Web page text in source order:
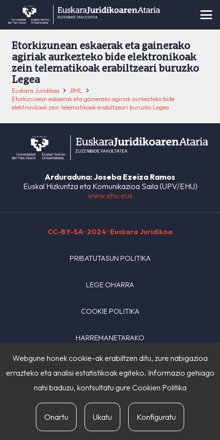
Etorkizunean eskaerak eta gainerako
agiriak aurkezteko bide elektronikoak
zein telematikoak erabiltzeari buruzko
Legea
Euskara Juridikoa
JIML
Etorkizunean eskaerak eta gainerako agiriak aurkezteko bide
elektronikoak zein telematikoak erabiltzeari buruzko Legea
Arduraduna: Joseba Ezeiza Ramos
Euskal Hizkuntza eta Komunikazioa Saila (UPV/EHU)
www.ehu.eus
CC-BY-SA· 2024 · Euskara Juridikoa
PRIBATUTASUN POLITIKA
LEGE OHARRA
COOKIE POLITIKA
HARREMANETARAKO
Webgune honek cookie-ak erabiltzen ditu, zure nabigazioa
errazteko eta analisi estatistikoak egiteko. Informazio gehiago
nahi baduzu, kontsultatu gure Cookien Politika
Onartu Ukatu Konfiguratu